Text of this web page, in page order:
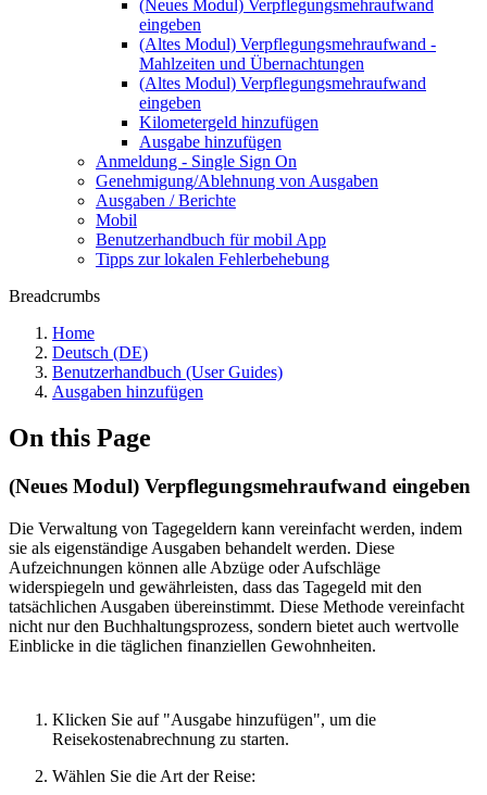
(Neues Modul) Verpflegungsmehraufwand
eingeben
(Altes Modul) Verpflegungsmehraufwand -
Mahlzeiten und Übernachtungen
(Altes Modul) Verpflegungsmehraufwand
eingeben
Kilometergeld hinzufügen
Ausgabe hinzufügen
Anmeldung - Single Sign On
Genehmigung/Ablehnung von Ausgaben
Ausgaben / Berichte
Mobil
Benutzerhandbuch für mobil App
Tipps zur lokalen Fehlerbehebung
Breadcrumbs
Home
Deutsch (DE)
Benutzerhandbuch (User Guides)
Ausgaben hinzufügen
On this Page
(Neues Modul) Verpflegungsmehraufwand eingeben
Die Verwaltung von Tagegeldern kann vereinfacht werden, indem
sie als eigenständige Ausgaben behandelt werden. Diese
Aufzeichnungen können alle Abzüge oder Aufschläge
widerspiegeln und gewährleisten, dass das Tagegeld mit den
tatsächlichen Ausgaben übereinstimmt. Diese Methode vereinfacht
nicht nur den Buchhaltungsprozess, sondern bietet auch wertvolle
Einblicke in die täglichen finanziellen Gewohnheiten.
Klicken Sie auf "Ausgabe hinzufügen", um die
Reisekostenabrechnung zu starten.
Wählen Sie die Art der Reise: